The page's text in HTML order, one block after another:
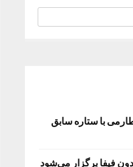
با ستاره سابق
فیفا برگزار می‌شود